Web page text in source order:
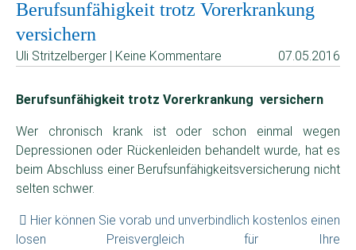
Berufsunfähigkeit trotz Vorerkrankung
versichern
Uli Stritzelberger | Keine Kommentare 07.05.2016
Berufsunfähigkeit trotz Vorerkrankung versichern
Wer chronisch krank ist oder schon einmal wegen
Depressionen oder Rückenleiden behandelt wurde, hat es
beim Abschluss einer Berufsunfähigkeitsversicherung nicht
selten schwer.
Hier können Sie vorab und unverbindlich kostenlos einen
losen Preisvergleich für Ihre